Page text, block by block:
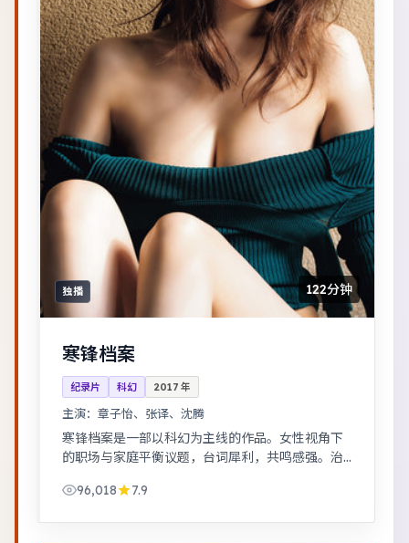
独播 122分钟
寒锋档案
纪录片 科幻 2017 年
主演： 章子怡、张译、沈腾
寒锋档案是一部以科幻为主线的作品。女性视角下
的职场与家庭平衡议题，台词犀利，共鸣感强。治
96,018
7.9